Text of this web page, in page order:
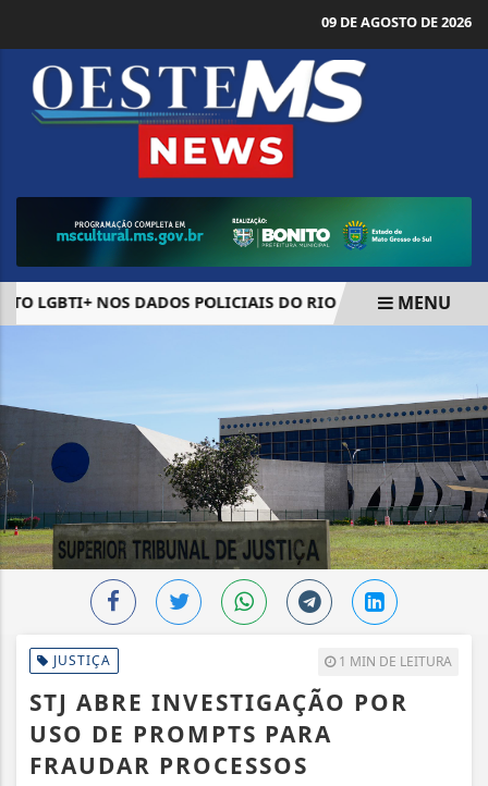
09 DE AGOSTO DE 2026
LGBTI+ NOS DADOS POLICIAIS DO RIO SUBSÍDIO DE R$
MENU
JUSTIÇA 1 MIN DE LEITURA
STJ ABRE INVESTIGAÇÃO POR
USO DE PROMPTS PARA
FRAUDAR PROCESSOS